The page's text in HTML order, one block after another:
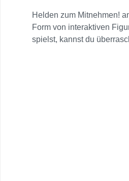
Helden zum Mitnehmen!
Form von interaktiven
spielst, kannst du
NFC-Kontaktpunkt des
dem New Nintendo 3DS
3DS und 2DS + NFC-
erhältlich) verwenden.